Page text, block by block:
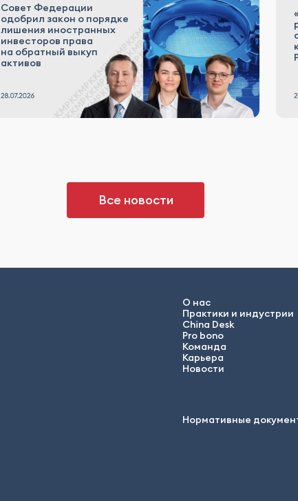
Совет Федерации
одобрил закон о порядке
лишения иностранных
инвесторов права
на обратный выкуп
активов
Все новости
О нас
Практики и индустрии
China Desk
Pro bono
Команда
Карьера
Новости
Нормативные